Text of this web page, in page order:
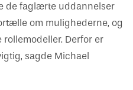
de faglærte uddannelser
om mulighederne, og
Derfor er
sagde Michael